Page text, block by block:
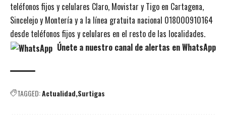
teléfonos fijos y celulares Claro, Movistar y Tigo en Cartagena,
Sincelejo y Montería y a la línea gratuita nacional 018000910164
desde teléfonos fijos y celulares en el resto de las localidades.
Únete a nuestro canal de alertas en WhatsApp
TAGGED:Actualidad Surtigas